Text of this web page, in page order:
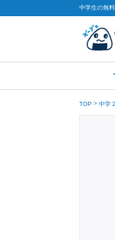
中学生の無
TOP 中学